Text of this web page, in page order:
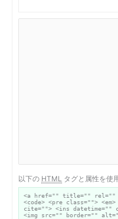
以下の HTML タグと属性を使
<a href="" title="" rel=""
<code> <pre class="">
cite=""> <ins
<img src="" border=""